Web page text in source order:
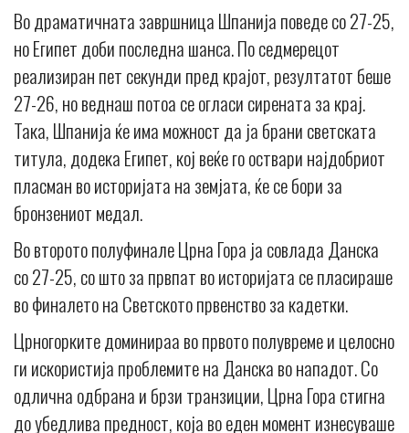
Во драматичната завршница Шпанија поведе со 27-25,
но Египет доби последна шанса. По седмерецот
реализиран пет секунди пред крајот, резултатот беше
27-26, но веднаш потоа се огласи сирената за крај.
Така, Шпанија ќе има можност да ја брани светската
титула, додека Египет, кој веќе го оствари најдобриот
пласман во историјата на земјата, ќе се бори за
бронзениот медал.
Во второто полуфинале Црна Гора ја совлада Данска
со 27-25, со што за првпат во историјата се пласираше
во финалето на Светското првенство за кадетки.
Црногорките доминираа во првото полувреме и целосно
ги искористија проблемите на Данска во нападот. Со
одлична одбрана и брзи транзиции, Црна Гора стигна
до убедлива предност, која во еден момент изнесуваше